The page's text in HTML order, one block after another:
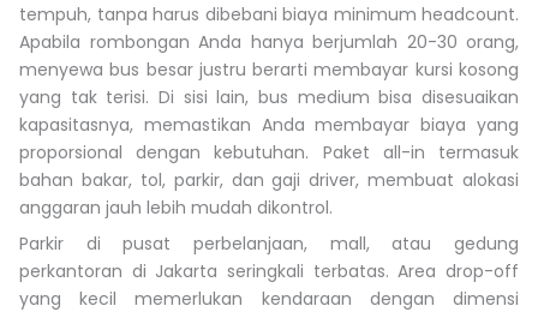
tempuh, tanpa harus dibebani biaya minimum headcount.
Apabila rombongan Anda hanya berjumlah 20-30 orang,
menyewa bus besar justru berarti membayar kursi kosong
yang tak terisi. Di sisi lain, bus medium bisa disesuaikan
kapasitasnya, memastikan Anda membayar biaya yang
proporsional dengan kebutuhan. Paket all-in termasuk
bahan bakar, tol, parkir, dan gaji driver, membuat alokasi
anggaran jauh lebih mudah dikontrol.
Parkir di pusat perbelanjaan, mall, atau gedung
perkantoran di Jakarta seringkali terbatas. Area drop-off
yang kecil memerlukan kendaraan dengan dimensi